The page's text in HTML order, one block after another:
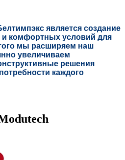
является создание
комфортных условий для
мы расширяем наш
увеличиваем
решения
каждого